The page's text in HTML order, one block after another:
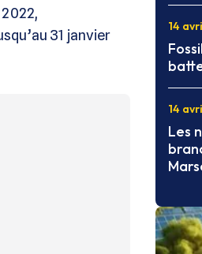
31 janvier
14
14
Les